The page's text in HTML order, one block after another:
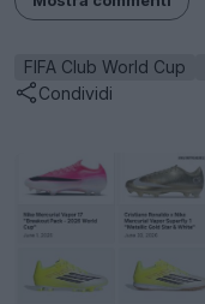
FIFA Club World Cup
Condividi